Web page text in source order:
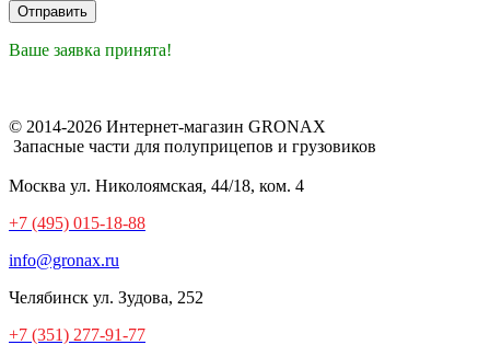
Ваше заявка принята!
© 2014-2026 Интернет-магазин GRONAX
Запасные части для полуприцепов и грузовиков
Москва ул. Николоямская, 44/18, ком. 4
+7 (495) 015-18-88
info@gronax.ru
Челябинск ул. Зудова, 252
+7 (351) 277-91-77